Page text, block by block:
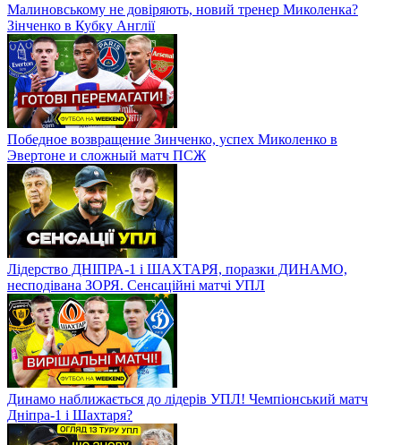
Малиновському не довіряють, новий тренер Миколенка?
Зінченко в Кубку Англії
Победное возвращение Зинченко, успех Миколенко в
Эвертоне и сложный матч ПСЖ
Лідерство ДНІПРА-1 і ШАХТАРЯ, поразки ДИНАМО,
несподівана ЗОРЯ. Сенсаційні матчі УПЛ
Динамо наближається до лідерів УПЛ! Чемпіонський матч
Дніпра-1 і Шахтаря?